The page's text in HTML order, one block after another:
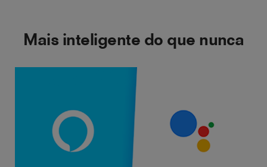
Mais inteligente do que nunca